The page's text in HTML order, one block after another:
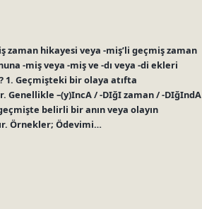
hikayesi veya -miş’li geçmiş zaman
-miş veya -miş ve -dı veya -di ekleri
1. Geçmişteki bir olaya atıfta
Genellikle –(y)IncA / -DIğI zaman / -DIğIndA
belirli bir anın veya olayın
Örnekler; Ödevimi…